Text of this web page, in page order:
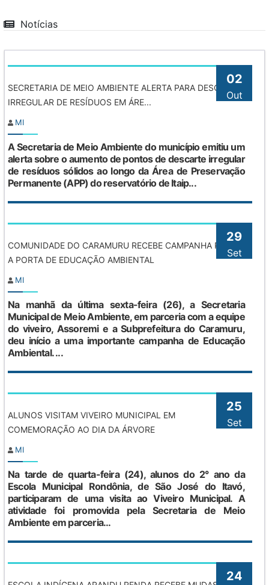
Notícias
02
Out
SECRETARIA DE MEIO AMBIENTE ALERTA PARA DESCARTE
IRREGULAR DE RESÍDUOS EM ÁRE...
MI
A Secretaria de Meio Ambiente do município emitiu um
alerta sobre o aumento de pontos de descarte irregular
de resíduos sólidos ao longo da Área de Preservação
Permanente (APP) do reservatório de Itaip...
29
Set
COMUNIDADE DO CARAMURU RECEBE CAMPANHA PORTA
A PORTA DE EDUCAÇÃO AMBIENTAL
MI
Na manhã da última sexta-feira (26), a Secretaria
Municipal de Meio Ambiente, em parceria com a equipe
do viveiro, Assoremi e a Subprefeitura do Caramuru,
deu início a uma importante campanha de Educação
Ambiental. ...
25
Set
ALUNOS VISITAM VIVEIRO MUNICIPAL EM
COMEMORAÇÃO AO DIA DA ÁRVORE
MI
Na tarde de quarta-feira (24), alunos do 2° ano da
Escola Municipal Rondônia, de São José do Itavó,
participaram de uma visita ao Viveiro Municipal. A
atividade foi promovida pela Secretaria de Meio
Ambiente em parceria...
24